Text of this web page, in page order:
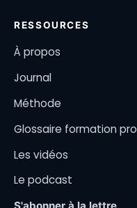
RESSOURCES
À propos
Journal
Méthode
Glossaire formation pro
Les vidéos
Le podcast